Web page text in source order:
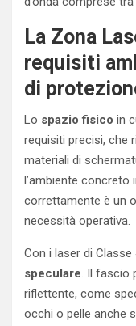
La Zona
requisiti
di
Lo spazio fisico in
requisiti precisi, che
materiali di
l’ambiente concreto
correttamente è un
necessità operativa.
Con i laser di
speculare. Il fascio
riflettente, come
occhi o pelle anche